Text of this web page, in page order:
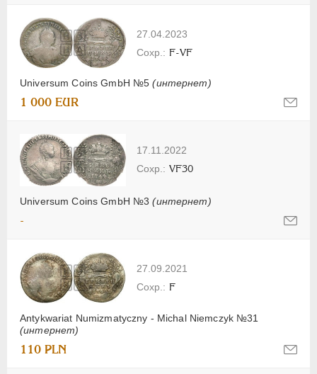
27.04.2023
Universum Coins GmbH №5(интернет)
F-VF
1 000 EUR
17.11.2022
Universum Coins GmbH №3(интернет)
VF30
-
27.09.2021
Antykwariat Numizmatyczny - Michal Niemczyk №31
(интернет)
F
110 PLN